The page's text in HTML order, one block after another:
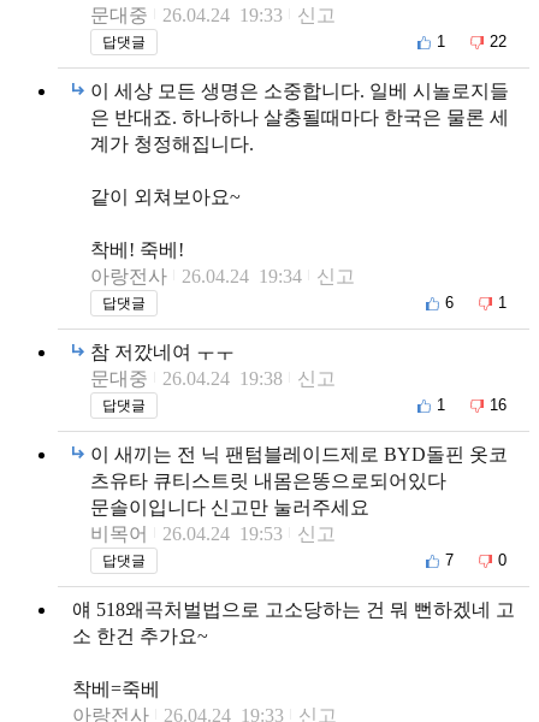
문대중 26.04.24 19:33 신고
답댓글 1 22
이 세상 모든 생명은 소중합니다. 일베 시놀로지들
은 반대죠. 하나하나 살충될때마다 한국은 물론 세
계가 청정해집니다.
같이 외쳐보아요~
착베! 죽베!
아랑전사
26.04.24 19:34 신고
답댓글 6 1
참 저깠네여 ㅜㅜ
문대중
26.04.24 19:38 신고
답댓글 1 16
이 새끼는 전 닉 팬텀블레이드제로 BYD돌핀 옷코
츠유타 큐티스트릿 내몸은똥으로되어있다
문솔이입니다 신고만 눌러주세요
비목어
26.04.24 19:53 신고
답댓글 7 0
얘 518왜곡처벌법으로 고소당하는 건 뭐 뻔하겠네 고
소 한건 추가요~
착베=죽베
아랑전사
26.04.24 19:33 신고